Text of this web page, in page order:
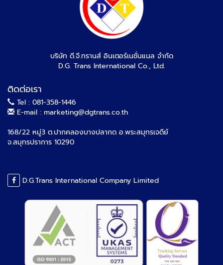
บริษัท ดี.จี.ทรานส์ อินเตอร์เนชั่นแนล จำกัด
D.G. Trans International Co., Ltd.
ติดต่อเรา
Tel : 081-358-1446
E-mail : marketing@dgtrans.co.th
168/22 หมู่3 ต.ปากคลองบางปลากด อ.พระสมุทรเจดีย์
จ.สมุทรปราการ 10290
D.G.Trans International Company Limited